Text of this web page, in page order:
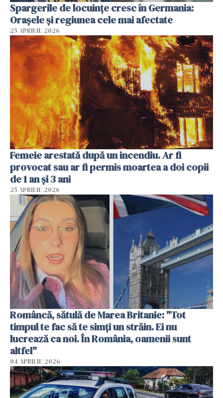
Spargerile de locuințe cresc în Germania:
Orașele și regiunea cele mai afectate
25 APRILIE 2026
Femeie arestată după un incendiu. Ar fi
provocat sau ar fi permis moartea a doi copii
de 1 an și 3 ani
25 APRILIE 2026
Româncă, sătulă de Marea Britanie: "Tot
timpul te fac să te simți un străin. Ei nu
lucrează ca noi. În România, oamenii sunt
altfel"
04 APRILIE 2026